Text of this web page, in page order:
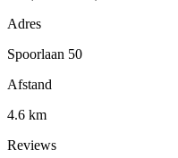
Adres
Spoorlaan 50
Afstand
4.6 km
Reviews